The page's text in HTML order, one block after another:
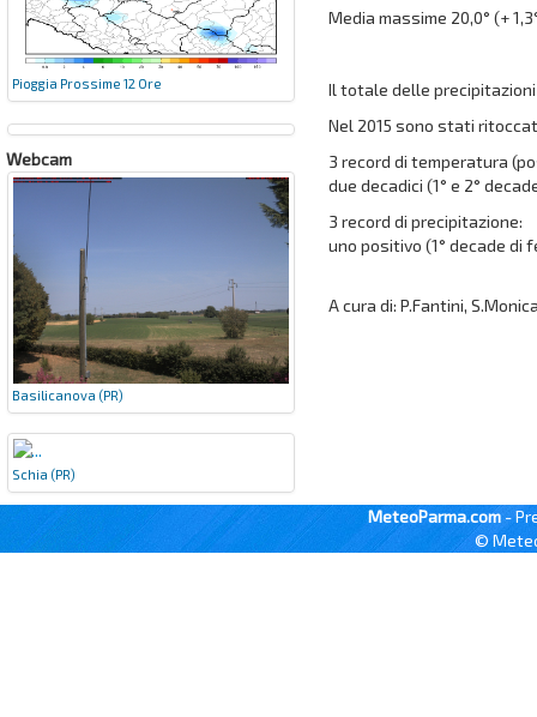
Pioggia Prossime 12 Ore
Webcam
Basilicanova (PR)
Schia (PR)
Media massime 20,0° (+
Il totale delle precipitazioni
Nel 2015 sono stati
3 record di temperatura
due decadici (1° e 2°
3 record di precipitazione:
uno positivo (1° decade di
A cura di: P.Fantini,
MeteoParma.com -
©